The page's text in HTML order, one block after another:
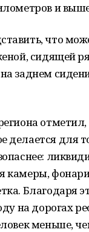
и
что
сидящей
заднем
отметил,
делается для
камеры,
Благодаря
на дорогах
меньше,